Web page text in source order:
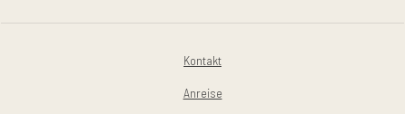
Kontakt
Anreise